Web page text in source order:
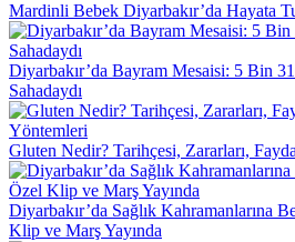
Mardinli Bebek Diyarbakır’da Hayata
Diyarbakır’da Bayram Mesaisi: 5 Bin
Sahadaydı
Gluten Nedir? Tarihçesi, Zararları,
Diyarbakır’da Sağlık Kahramanlarına
Klip ve Marş Yayında